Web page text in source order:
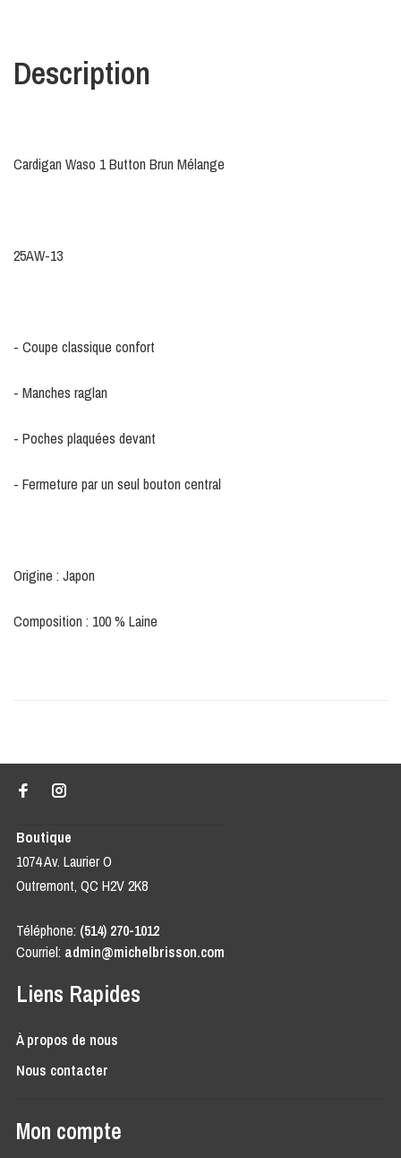
Description
Cardigan Waso 1 Button Brun Mélange
25AW-13
- Coupe classique confort
- Manches raglan
- Poches plaquées devant
- Fermeture par un seul bouton central
Origine : Japon
Composition : 100 % Laine
Boutique
1074 Av. Laurier O
Outremont, QC H2V 2K8
Téléphone: (514) 270-1012
Courriel: admin@michelbrisson.com
Liens Rapides
À propos de nous
Nous contacter
Mon compte